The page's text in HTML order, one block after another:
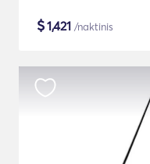
$1,421 /naktinis